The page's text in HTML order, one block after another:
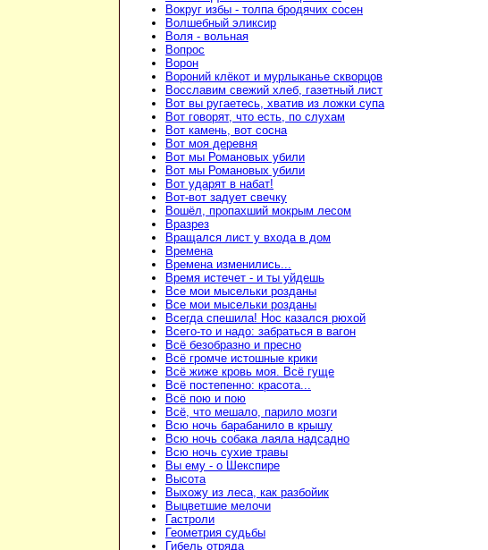
Вокруг избы - толпа бродячих сосен
Волшебный эликсир
Воля - вольная
Вопрос
Ворон
Вороний клёкот и мурлыканье скворцов
Восславим свежий хлеб, газетный лист
Вот вы ругаетесь, хватив из ложки супа
Вот говорят, что есть, по слухам
Вот камень, вот сосна
Вот моя деревня
Вот мы Романовых убили
Вот мы Романовых убили
Вот ударят в набат!
Вот-вот задует свечку
Вошёл, пропахший мокрым лесом
Вразрез
Вращался лист у входа в дом
Времена
Времена изменились...
Время истечет - и ты уйдешь
Все мои мысельки розданы
Все мои мысельки розданы
Всегда спешила! Нос казался рюхой
Всего-то и надо: забраться в вагон
Всё безобразно и пресно
Всё громче истошные крики
Всё жиже кровь моя. Всё гуще
Всё постепенно: красота...
Всё пою и пою
Всё, что мешало, парило мозги
Всю ночь барабанило в крышу
Всю ночь собака лаяла надсадно
Всю ночь сухие травы
Вы ему - о Шекспире
Высота
Выхожу из леса, как разбойик
Выцветшие мелочи
Гастроли
Геометрия судьбы
Гибель отряда